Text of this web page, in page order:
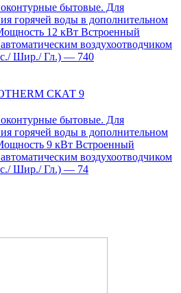
бытовые. Для
горячей воды в дополнительном
12 кВт Встроенный
воздухоотводчиком
Шир./ Гл.) — 740
СКАТ 9
бытовые. Для
горячей воды в дополнительном
9 кВт Встроенный
воздухоотводчиком
Шир./ Гл.) — 74